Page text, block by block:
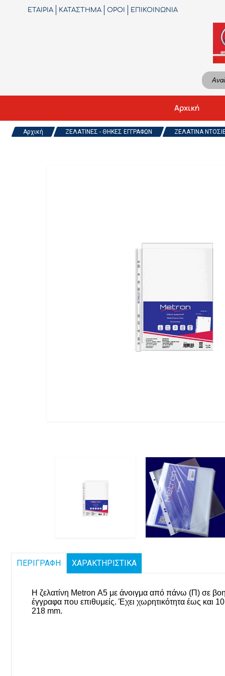
ΕΤΑΙΡΙΑ ΚΑΤΑΣΤΗΜΑ ΟΡΟΙ ΕΠΙΚΟΙΝΩΝΙΑ
Αρχική
Αρχική ΖΕΛΑΤΙΝΕΣ - ΘΗΚΕΣ ΕΓΓΡΑΦΩΝ ΖΕΛΑΤΙΝΑ
ΠΕΡΙΓΡΑΦΗ ΧΑΡΑΚΤΗΡΙΣΤΙΚΑ
Η ζελατίνη Metron Α5 με άνοιγμα από πάνω (Π) σε
έγγραφα που επιθυμείς. Έχει χωρητικότητα έως και
218 mm.